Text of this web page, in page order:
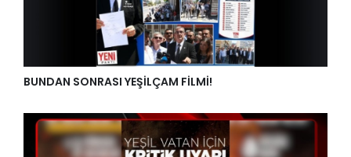
BUNDAN SONRASI YEŞİLÇAM FİLMİ!